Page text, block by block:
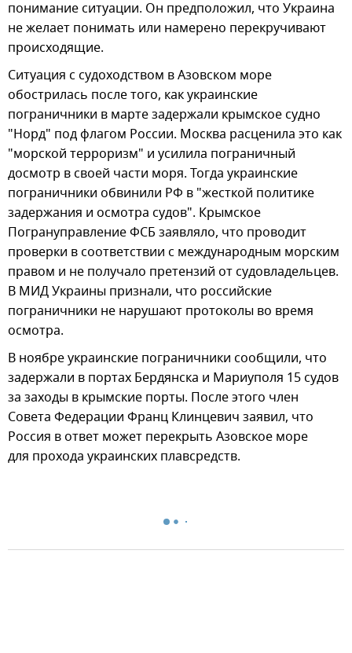
понимание ситуации. Он предположил, что Украина
не желает понимать или намерено перекручивают
происходящие.
Ситуация с судоходством в Азовском море
обострилась после того, как украинские
пограничники в марте задержали крымское судно
"Норд" под флагом России. Москва расценила это как
"морской терроризм" и усилила пограничный
досмотр в своей части моря. Тогда украинские
пограничники обвинили РФ в "жесткой политике
задержания и осмотра судов". Крымское
Погрануправление ФСБ заявляло, что проводит
проверки в соответствии с международным морским
правом и не получало претензий от судовладельцев.
В МИД Украины признали, что российские
пограничники не нарушают протоколы во время
осмотра.
В ноябре украинские пограничники сообщили, что
задержали в портах Бердянска и Мариуполя 15 судов
за заходы в крымские порты. После этого член
Совета Федерации Франц Клинцевич заявил, что
Россия в ответ может перекрыть Азовское море
для прохода украинских плавсредств.